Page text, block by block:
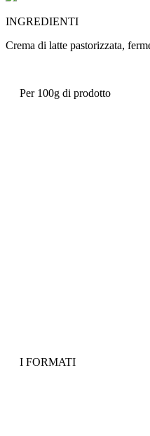
INGREDIENTI
Crema di latte pastorizzata,
Per 100g di prodotto
I FORMATI